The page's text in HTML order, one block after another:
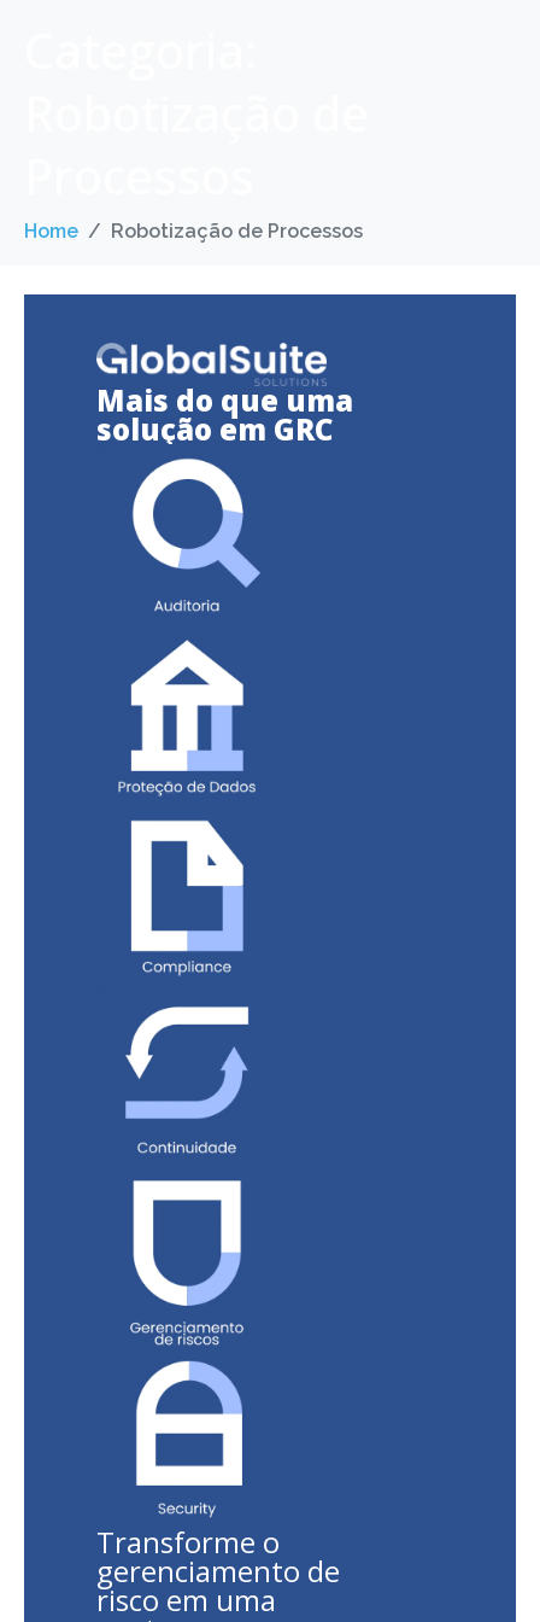
Home Robotização de Processos
Mais do que uma
solução em GRC
Transforme o
gerenciamento de
risco em uma